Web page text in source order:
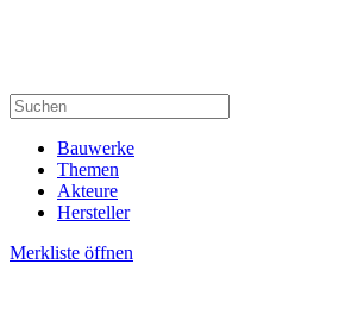
Bauwerke
Themen
Akteure
Hersteller
Merkliste öffnen